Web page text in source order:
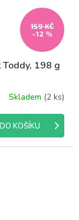
159 KČ
–12 %
Toddy, 198 g
Skladem (2 ks)
DO KOŠÍKU